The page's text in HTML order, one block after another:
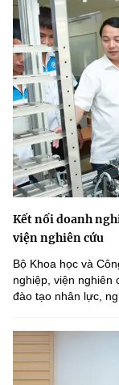
Kết nối doanh
viện nghiên cứu
Bộ Khoa học và
nghiệp, viện nghiên
đào tạo nhân lực,